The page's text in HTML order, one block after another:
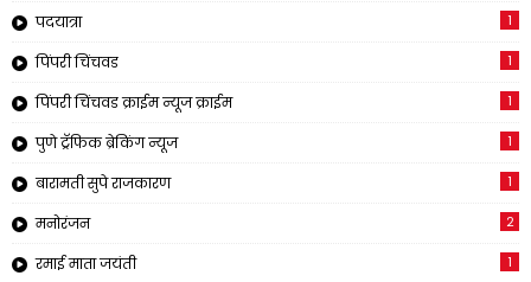
पदयात्रा 1
पिंपरी चिंचवड 1
पिंपरी चिंचवड क्राईम न्यूज क्राईम 1
पुणे ट्रॅफिक ब्रेकिंग न्यूज 1
बारामती सुपे राजकारण 1
मनोरंजन 2
रमाई माता जयंती 1